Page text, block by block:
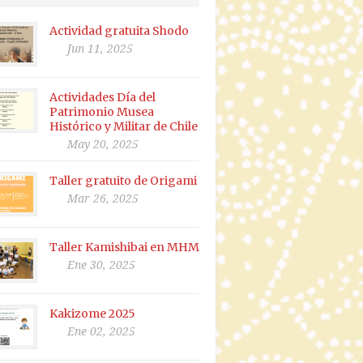
Actividad gratuita Shodo
Jun 11, 2025
Actividades Día del
Patrimonio Musea
Histórico y Militar de Chile
May 20, 2025
Taller gratuito de Origami
Mar 26, 2025
Taller Kamishibai en MHM
Ene 30, 2025
Kakizome 2025
Ene 02, 2025